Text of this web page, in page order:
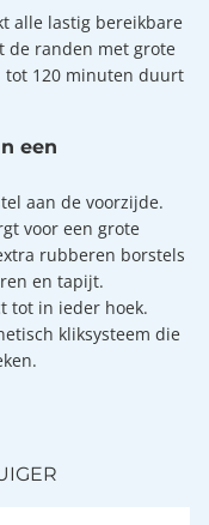
alle lastig bereikbare
de randen met grote
tot 120 minuten duurt
een
aan de voorzijde.
voor een grote
rubberen borstels
en tapijt.
tot in ieder hoek.
kliksysteem die